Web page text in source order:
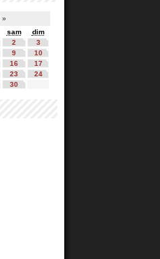
»
sam
dim
2
3
9
10
16
17
23
24
30